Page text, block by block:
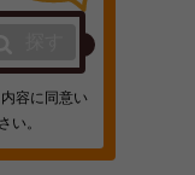
容に同意い
い。